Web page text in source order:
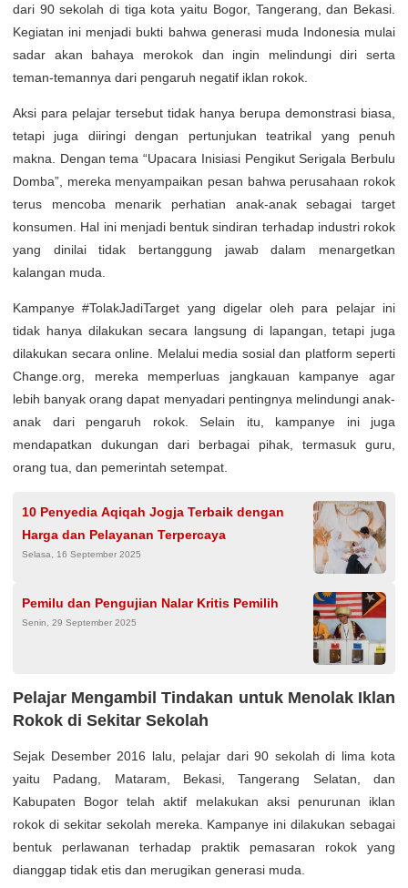
dari 90 sekolah di tiga kota yaitu Bogor, Tangerang, dan Bekasi.
Kegiatan ini menjadi bukti bahwa generasi muda Indonesia mulai
sadar akan bahaya merokok dan ingin melindungi diri serta
teman-temannya dari pengaruh negatif iklan rokok.
Aksi para pelajar tersebut tidak hanya berupa demonstrasi biasa,
tetapi juga diiringi dengan pertunjukan teatrikal yang penuh
makna. Dengan tema “Upacara Inisiasi Pengikut Serigala Berbulu
Domba”, mereka menyampaikan pesan bahwa perusahaan rokok
terus mencoba menarik perhatian anak-anak sebagai target
konsumen. Hal ini menjadi bentuk sindiran terhadap industri rokok
yang dinilai tidak bertanggung jawab dalam menargetkan
kalangan muda.
Kampanye #TolakJadiTarget yang digelar oleh para pelajar ini
tidak hanya dilakukan secara langsung di lapangan, tetapi juga
dilakukan secara online. Melalui media sosial dan platform seperti
Change.org, mereka memperluas jangkauan kampanye agar
lebih banyak orang dapat menyadari pentingnya melindungi anak-
anak dari pengaruh rokok. Selain itu, kampanye ini juga
mendapatkan dukungan dari berbagai pihak, termasuk guru,
orang tua, dan pemerintah setempat.
10 Penyedia Aqiqah Jogja Terbaik dengan
Harga dan Pelayanan Terpercaya
Selasa, 16 September 2025
Pemilu dan Pengujian Nalar Kritis Pemilih
Senin, 29 September 2025
Pelajar Mengambil Tindakan untuk Menolak Iklan
Rokok di Sekitar Sekolah
Sejak Desember 2016 lalu, pelajar dari 90 sekolah di lima kota
yaitu Padang, Mataram, Bekasi, Tangerang Selatan, dan
Kabupaten Bogor telah aktif melakukan aksi penurunan iklan
rokok di sekitar sekolah mereka. Kampanye ini dilakukan sebagai
bentuk perlawanan terhadap praktik pemasaran rokok yang
dianggap tidak etis dan merugikan generasi muda.